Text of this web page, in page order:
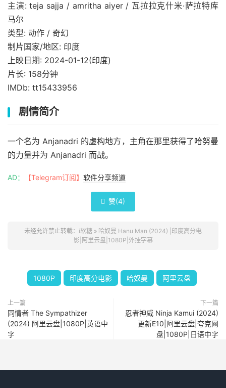
主演: teja sajja / amritha aiyer / 瓦拉拉克什米·萨拉特库
马尔
类型: 动作 / 奇幻
制片国家/地区: 印度
上映日期: 2024-01-12(印度)
片长: 158分钟
IMDb: tt15433956
剧情简介
一个名为 Anjanadri 的虚构地方，主角在那里获得了哈努曼
的力量并为 Anjanadri 而战。
AD： 【Telegram订阅】 软件分享频道
 赞(4)
未经允许禁止转载： i软糖 » 哈奴曼 Hanu Man (2024) |印度高分电
影|阿里云盘|1080P|外挂字幕
1080P 印度高分电影 哈奴曼 阿里云盘
上一篇
同情者 The Sympathizer
(2024) 阿里云盘|1080P|英语中
字
下一篇
忍者神威 Ninja Kamui (2024)
更新E10|阿里云盘|夸克网
盘|1080P|日语中字